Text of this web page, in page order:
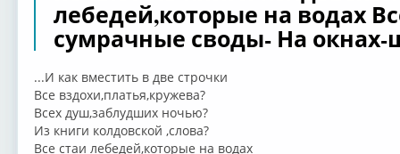
лебедей,которые на водах
сумрачные своды- На окнах-
...И как вместить в две строчки
Все вздохи,платья,кружева?
Всех душ,заблудших ночью?
Из книги колдовской ,слова?
Все стаи лебедей,которые на водах